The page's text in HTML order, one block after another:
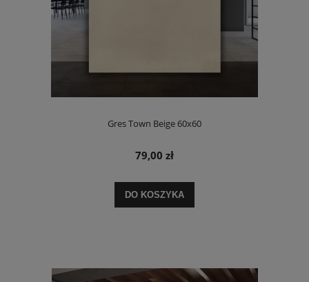
Gres Town Beige 60x60
79,00 zł
DO KOSZYKA